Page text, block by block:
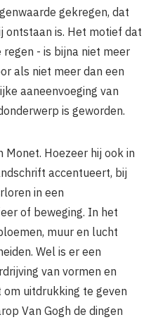
gekregen, dat
ontstaan is. Het motief dat
- is bijna niet meer
als niet meer dan een
aaneenvoeging van
is geworden.
Monet. Hoezeer hij ook in
accentueert, bij
in een
of beweging. In het
muur en lucht
Wel is er een
van vormen en
uitdrukking te geven
Van Gogh de dingen